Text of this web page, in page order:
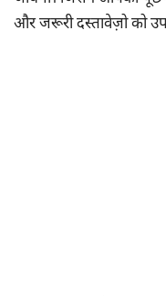
और जरूरी दस्तावेज़ो को